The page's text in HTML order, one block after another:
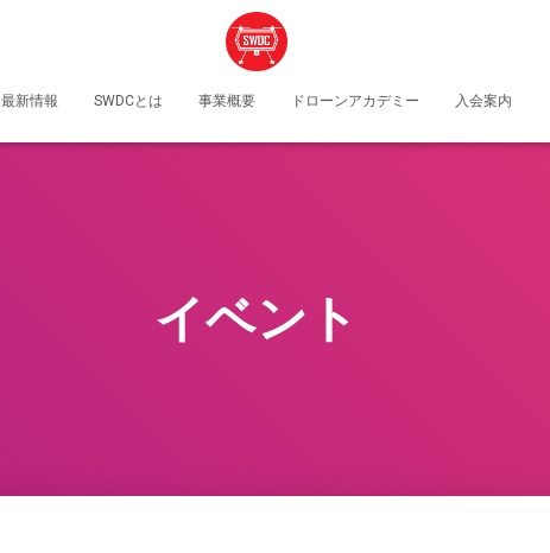
最新情報 SWDCとは 事業概要 ドローンアカデミー 入会案内
イベント